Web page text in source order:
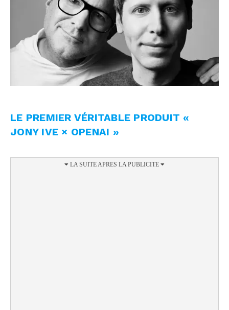
LE PREMIER VÉRITABLE PRODUIT «
JONY IVE × OPENAI »